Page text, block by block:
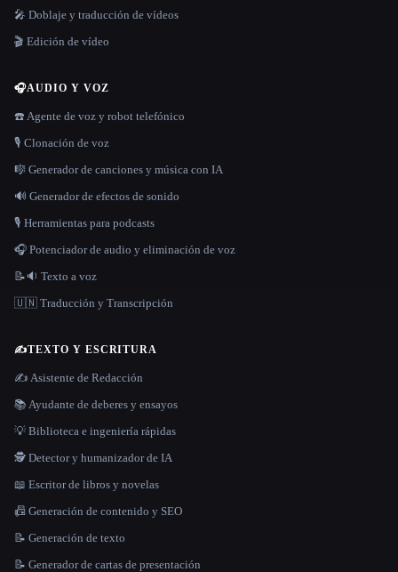
🎤 Doblaje y traducción de vídeos
🎬 Edición de vídeo
🎧AUDIO Y VOZ
☎️ Agente de voz y robot telefónico
🎙️ Clonación de voz
🎼 Generador de canciones y música con IA
🔊 Generador de efectos de sonido
🎙️ Herramientas para podcasts
🎧 Potenciador de audio y eliminación de voz
📝🔉 Texto a voz
🇺🇳 Traducción y Transcripción
✍️TEXTO Y ESCRITURA
✍️ Asistente de Redacción
📚 Ayudante de deberes y ensayos
💡 Biblioteca e ingeniería rápidas
🕵️ Detector y humanizador de IA
📖 Escritor de libros y novelas
📠 Generación de contenido y SEO
📝 Generación de texto
📝 Generador de cartas de presentación